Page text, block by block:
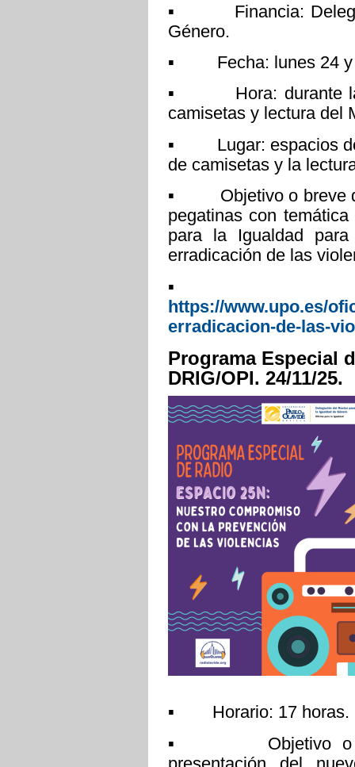
▪ Financia:
Género.
▪ Fecha: lunes 24 y
▪ Hora: durante las
camisetas y lectura del
▪ Lugar: espacios
de camisetas y la
▪ Objetivo o breve
pegatinas con
para la Igualdad
erradicación de las
▪ Más
https://www.upo.es/
erradicacion-de-las-
Programa Especial
DRIG/OPI. 24/11/25.
▪ Horario: 17 horas.
▪ Objetivo o